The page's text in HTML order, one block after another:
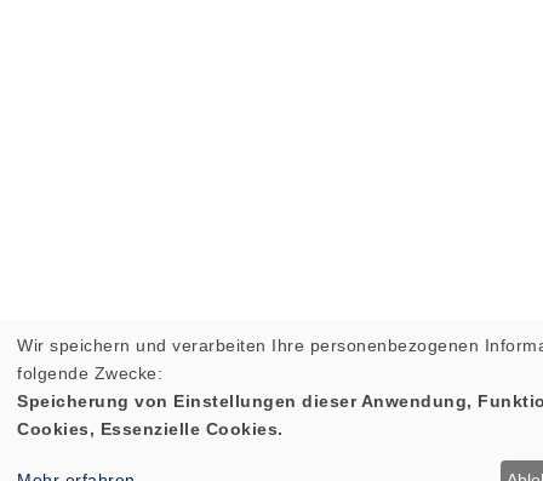
Wir speichern und verarbeiten Ihre personenbezogenen
folgende Zwecke:
Speicherung von Einstellungen dieser Anwendung,
Cookies, Essenzielle Cookies.